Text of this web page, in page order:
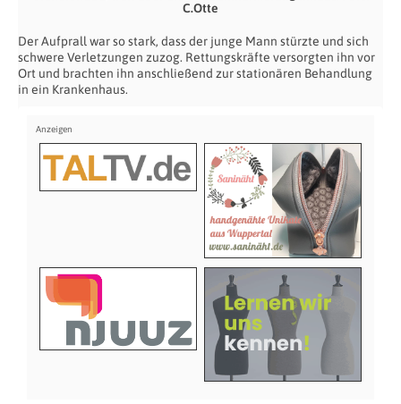
C.Otte
Der Aufprall war so stark, dass der junge Mann stürzte und sich
schwere Verletzungen zuzog. Rettungskräfte versorgten ihn vor
Ort und brachten ihn anschließend zur stationären Behandlung
in ein Krankenhaus.